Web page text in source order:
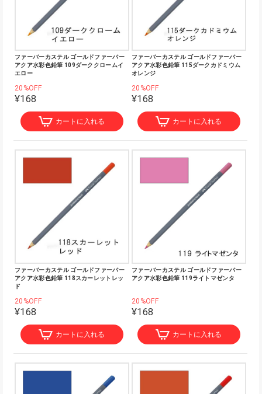
ファーバーカステル ゴールドファーバー
アクア水彩色鉛筆 109ダーククロームイ
エロー
20%OFF
¥168
カートに入れる
ファーバーカステル ゴールドファーバー
アクア水彩色鉛筆 115ダークカドミウム
オレンジ
20%OFF
¥168
カートに入れる
ファーバーカステル ゴールドファーバー
アクア水彩色鉛筆 118スカーレットレッ
ド
20%OFF
¥168
カートに入れる
ファーバーカステル ゴールドファーバー
アクア水彩色鉛筆 119ライトマゼンタ
20%OFF
¥168
カートに入れる